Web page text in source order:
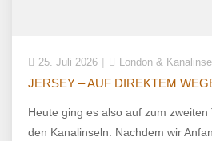
25. Juli 2026 London &
JERSEY – AUF DIREKTEM
Heute ging es also auf zum zweiten
den Kanalinseln. Nachdem wir